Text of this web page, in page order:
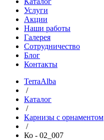
Услуги
Акции
Наши работы
Галерея
Сотрудничество
Блог
Контакты
TerraAlba
/
Каталог
/
Карнизы с орнаментом
/
Ко - 02_007